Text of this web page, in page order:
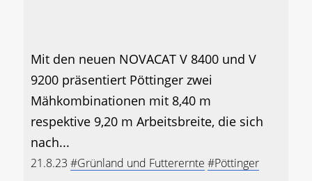
Mit den neuen NOVACAT V 8400 und V
9200 präsentiert Pöttinger zwei
Mähkombinationen mit 8,40 m
respektive 9,20 m Arbeitsbreite, die sich
nach...
21.8.23 #Grünland und Futterernte #Pöttinger